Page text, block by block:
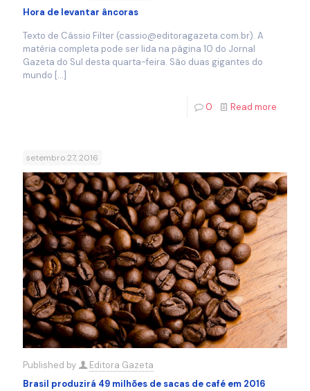
Hora de levantar âncoras
Texto de Cássio Filter (cassio@editoragazeta.com.br). A
matéria completa pode ser lida na página 10 do Jornal
Gazeta do Sul desta quarta-feira. São duas gigantes do
mundo […]
0 Read more
setembro 27, 2016
Published by
Editora Gazeta
Brasil produzirá 49 milhões de sacas de café em 2016